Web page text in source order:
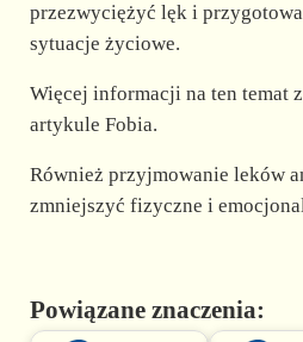
przezwyciężyć lęk i
sytuacje życiowe.
Więcej informacji na ten temat
artykule Fobia.
Również przyjmowanie leków
zmniejszyć fizyczne i
Powiązane znaczenia: